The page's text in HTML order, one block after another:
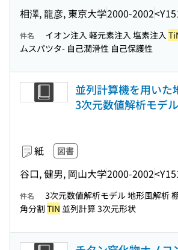
相澤, 龍彦, 東京大学2000-2002
件名 イオン注入 軽元素注入 塩素注入
ムスパツタ- 自己潤滑性 自己保護性
並列計算機を用いた
3次元数値解析モデ
紙 図書
谷口, 健男, 岡山大学2000-2002
件名
3次元数値解析モデル 地形風解析
角分割 TIN 並列計算 3次元形状